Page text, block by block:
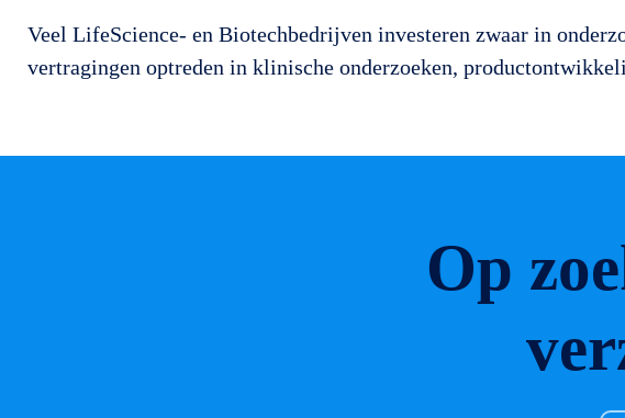
Veel LifeScience- en Biotechbedrijven investeren zwaar in
vertragingen optreden in klinische onderzoeken,
Op